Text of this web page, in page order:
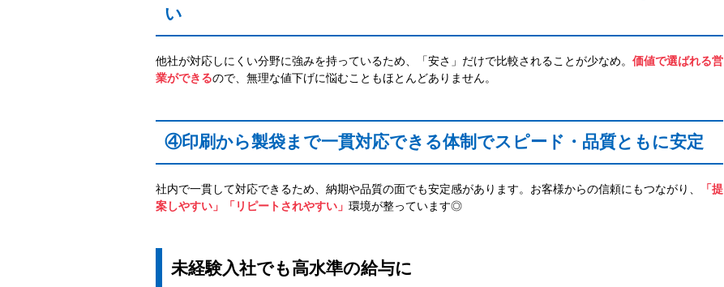
い
他社が対応しにくい分野に強みを持っているため、「安さ」だけで比較されることが少なめ。 価値で選ばれる営
業ができるので、無理な値下げに悩むこともほとんどありません。
④印刷から製袋まで一貫対応できる体制でスピード・品質ともに安定
社内で一貫して対応できるため、納期や品質の面でも安定感があります。お客様からの信頼にもつながり、
「提
案しやすい」「リピートされやすい」 環境が整っています◎
未経験入社でも高水準の給与に